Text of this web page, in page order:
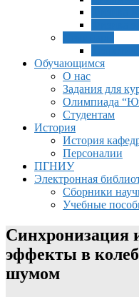
Обучающимся
О нас
Задания для
Олимпиада
Студентам
История
История
Персоналии
ПГНИУ
Электронная
Сборники
Учебные
Синхронизация
эффекты в
шумом